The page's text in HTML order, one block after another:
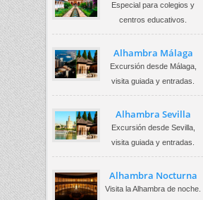
Especial para colegios y
centros educativos.
Alhambra Málaga
Excursión desde Málaga,
visita guiada y entradas.
Alhambra Sevilla
Excursión desde Sevilla,
visita guiada y entradas.
Alhambra Nocturna
Visita la Alhambra de noche.